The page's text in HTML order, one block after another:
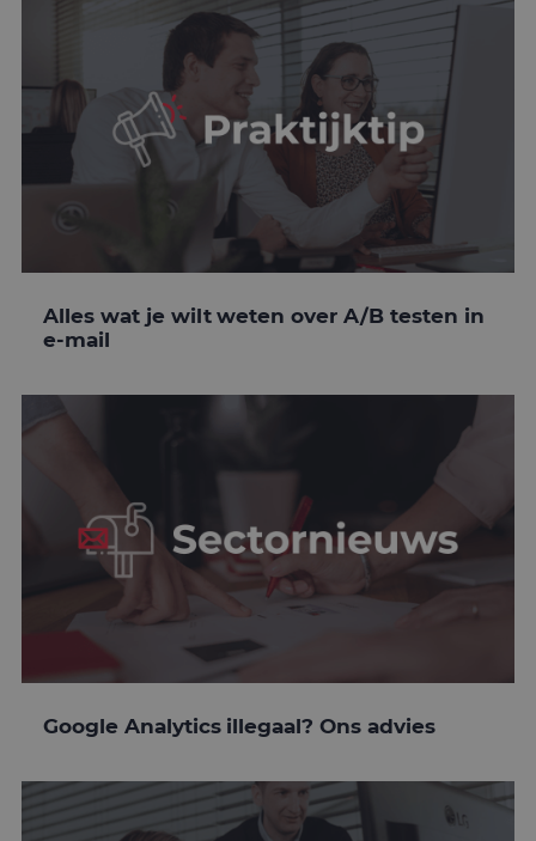
Alles wat je wilt weten over A/B testen in
e-mail
Google Analytics illegaal? Ons advies